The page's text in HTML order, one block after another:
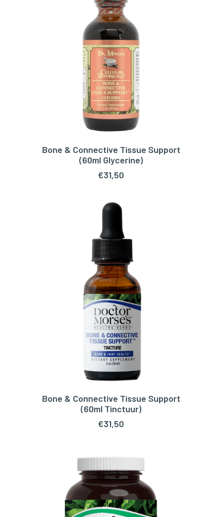
TOEVOEGEN AAN WINKELWAGEN
Bone & Connective Tissue Support
(60ml Glycerine)
€31,50
TOEVOEGEN AAN WINKELWAGEN
Bone & Connective Tissue Support
(60ml Tinctuur)
€31,50